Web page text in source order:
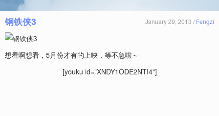
钢铁侠3 January 29, 2013 / Fengzi
想看啊想看，5月份才有的上映，等不急啦～
[youku id="XNDY1ODE2NTI4"]